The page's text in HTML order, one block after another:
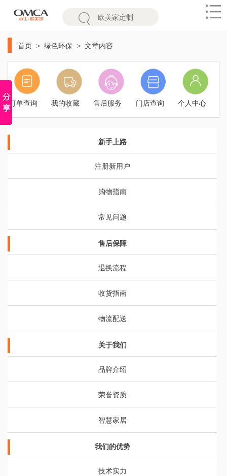
欧
首页 绿色环保 文章内容
订单查询 我的收藏 售后服务 门店查询 个人中心
新手上路
注册新用户
购物指南
常见问题
售后保障
退换流程
收货指南
物流配送
关于我们
品牌介绍
荣誉资质
智慧家居
我们的优势
技术实力